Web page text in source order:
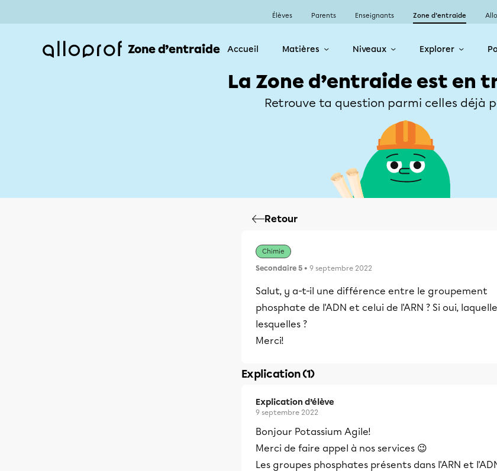
Élèves Parents Enseignants Zone d’entraide
Zone d’entraide Accueil Matières Niveaux Explorer
La Zone d’entraide est en
Retrouve ta question parmi celles déjà
Retour
Chimie
Secondaire 5 • 9 septembre 2022
Salut, y a-t-il une différence entre le groupement
phosphate de l'ADN et celui de l'ARN ? Si oui,
lesquelles ?
Merci!
Explication (1)
Explication d’élève
9 septembre 2022
Bonjour Potassium Agile!
Merci de faire appel à nos services 😉
Les groupes phosphates présents dans l'ARN et